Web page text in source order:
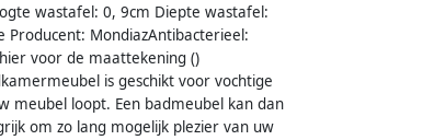
wastafel: 0, 9cm Diepte wastafel:
Producent: MondiazAntibacterieel:
voor de maattekening ()
is geschikt voor vochtige
meubel loopt. Een badmeubel kan dan
om zo lang mogelijk plezier van uw